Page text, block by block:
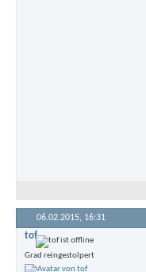
06.02.2015, 16:31
tof
Grad reingestolpert